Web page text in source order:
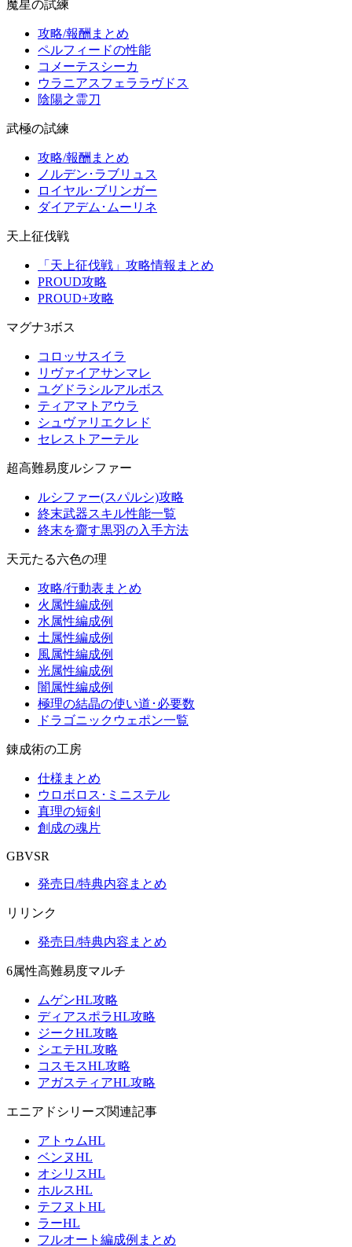
魔星の試練
攻略/報酬まとめ
ペルフィードの性能
コメーテスシーカ
ウラニアスフェララヴドス
陰陽之霊刀
武極の試練
攻略/報酬まとめ
ノルデン･ラブリュス
ロイヤル･ブリンガー
ダイアデム･ムーリネ
天上征伐戦
「天上征伐戦」攻略情報まとめ
PROUD攻略
PROUD+攻略
マグナ3ボス
コロッサスイラ
リヴァイアサンマレ
ユグドラシルアルボス
ティアマトアウラ
シュヴァリエクレド
セレストアーテル
超高難易度ルシファー
ルシファー(スパルシ)攻略
終末武器スキル性能一覧
終末を齎す黒羽の入手方法
天元たる六色の理
攻略/行動表まとめ
火属性編成例
水属性編成例
土属性編成例
風属性編成例
光属性編成例
闇属性編成例
極理の結晶の使い道･必要数
ドラゴニックウェポン一覧
錬成術の工房
仕様まとめ
ウロボロス･ミニステル
真理の短剣
創成の魂片
GBVSR
発売日/特典内容まとめ
リリンク
発売日/特典内容まとめ
6属性高難易度マルチ
ムゲンHL攻略
ディアスポラHL攻略
ジークHL攻略
シエテHL攻略
コスモスHL攻略
アガスティアHL攻略
エニアドシリーズ関連記事
アトゥムHL
ベンヌHL
オシリスHL
ホルスHL
テフヌトHL
ラーHL
フルオート編成例まとめ